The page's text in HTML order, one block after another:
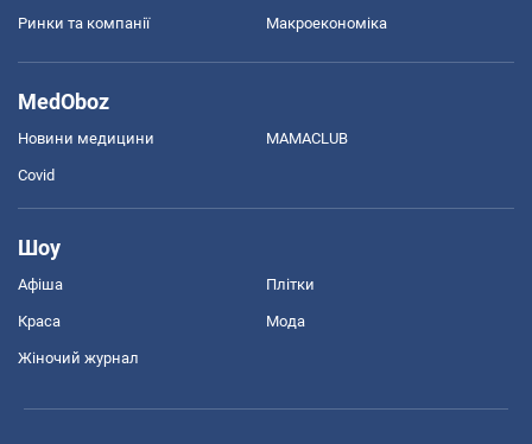
Ринки та компанії Макроекономіка
MedOboz
Новини медицини MAMACLUB
Covid
Шоу
Афіша Плітки
Краса Мода
Жіночий журнал